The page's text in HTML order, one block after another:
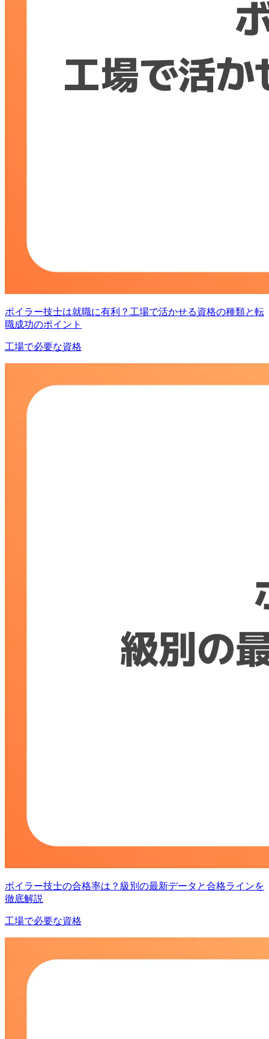
ボイラー技士は就職に有利？工場で活かせる資格の種類と転
職成功のポイント
工場で必要な資格
ボイラー技士の合格率は？級別の最新データと合格ラインを
徹底解説
工場で必要な資格